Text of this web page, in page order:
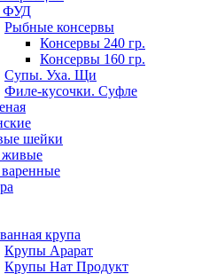
Рыбные консервы
Консервы 240 гр.
Консервы 160 гр.
Супы. Уха. Щи
Филе-кусочки. Суфле
шейки
живые
крупа
Крупы Арарат
Крупы Нат Продукт